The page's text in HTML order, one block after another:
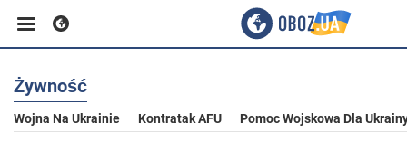
Biznes
Żywność
Wojna Na Ukrainie Kontratak AFU Pomoc Wojskowa Dla